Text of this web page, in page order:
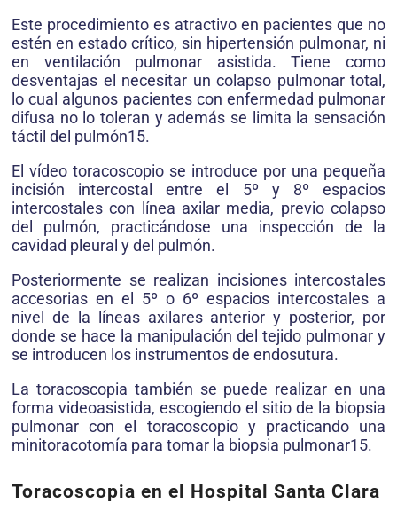
Este procedimiento es atractivo en pacientes que no
estén en estado crítico, sin hipertensión pulmonar, ni
en ventilación pulmonar asistida. Tiene como
desventajas el necesitar un colapso pulmonar total,
lo cual algunos pacientes con enfermedad pulmonar
difusa no lo toleran y además se limita la sensación
táctil del pulmón15.
El vídeo toracoscopio se introduce por una pequeña
incisión intercostal entre el 5º y 8º espacios
intercostales con línea axilar media, previo colapso
del pulmón, practicándose una inspección de la
cavidad pleural y del pulmón.
Posteriormente se realizan incisiones intercostales
accesorias en el 5º o 6º espacios intercostales a
nivel de la líneas axilares anterior y posterior, por
donde se hace la manipulación del tejido pulmonar y
se introducen los instrumentos de endosutura.
La toracoscopia también se puede realizar en una
forma videoasistida, escogiendo el sitio de la biopsia
pulmonar con el toracoscopio y practicando una
minitoracotomía para tomar la biopsia pulmonar15.
Toracoscopia en el Hospital Santa Clara